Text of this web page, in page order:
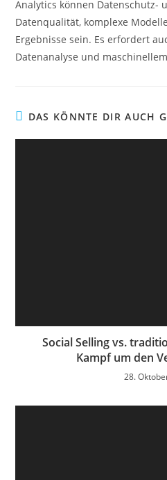
Analytics können Datenschutz-
Datenqualität, komplexe
Ergebnisse sein. Es erfordert
Datenanalyse und
DAS KÖNNTE DIR AUCH
Social Selling vs.
Kampf um den
28.